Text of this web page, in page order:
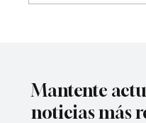
Mantente
noticias más